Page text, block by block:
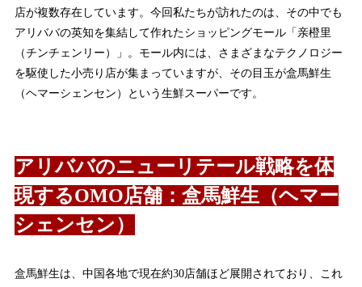
店が複数存在しています。今回私たちが訪れたのは、その中でも
アリババの英知を集結して作れたショッピングモール「亲橙里
（チンチェンリー）」。モール内には、さまざまなテクノロジー
を駆使した小売り店が集まっていますが、その目玉が盒馬鮮生
（ヘマーシェンセン）という生鮮スーパーです。
アリババのニューリテール戦略を体
現するOMO店舗：盒馬鮮生（ヘマー
シェンセン）
盒馬鮮生は、中国各地で現在約30店舗ほど展開されており、これ